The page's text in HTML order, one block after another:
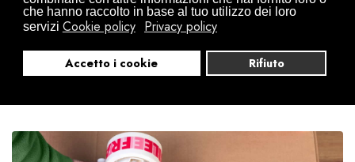
che hanno raccolto in base al tuo utilizzo dei loro
servizi Cookie policy Privacy policy
Accetto i cookie Rifiuto